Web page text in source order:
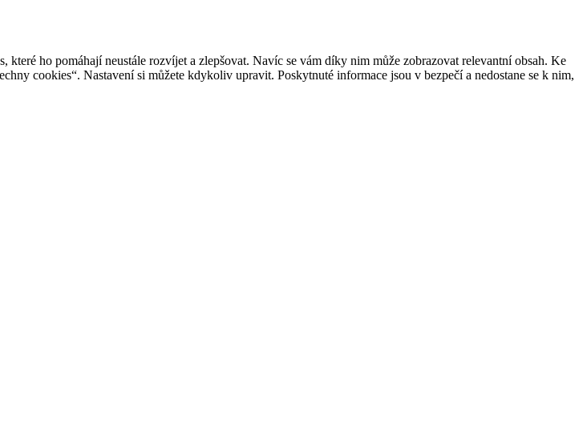
ho pomáhají neustále rozvíjet a zlepšovat. Navíc se vám díky nim může zobrazovat relevantní obsah. Ke
cookies“. Nastavení si můžete kdykoliv upravit. Poskytnuté informace jsou v bezpečí a nedostane se k nim,